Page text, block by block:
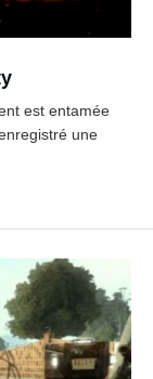
est entamée
une